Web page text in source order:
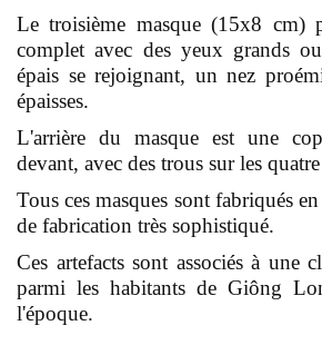
Le troisième masque (15x8 cm)
complet avec des yeux grands
épais se rejoignant, un nez
épaisses.
L'arrière du masque est une
devant, avec des trous sur les
Tous ces masques sont fabriqués
de fabrication très sophistiqué.
Ces artefacts sont associés à une
parmi les habitants de Giông
l'époque.